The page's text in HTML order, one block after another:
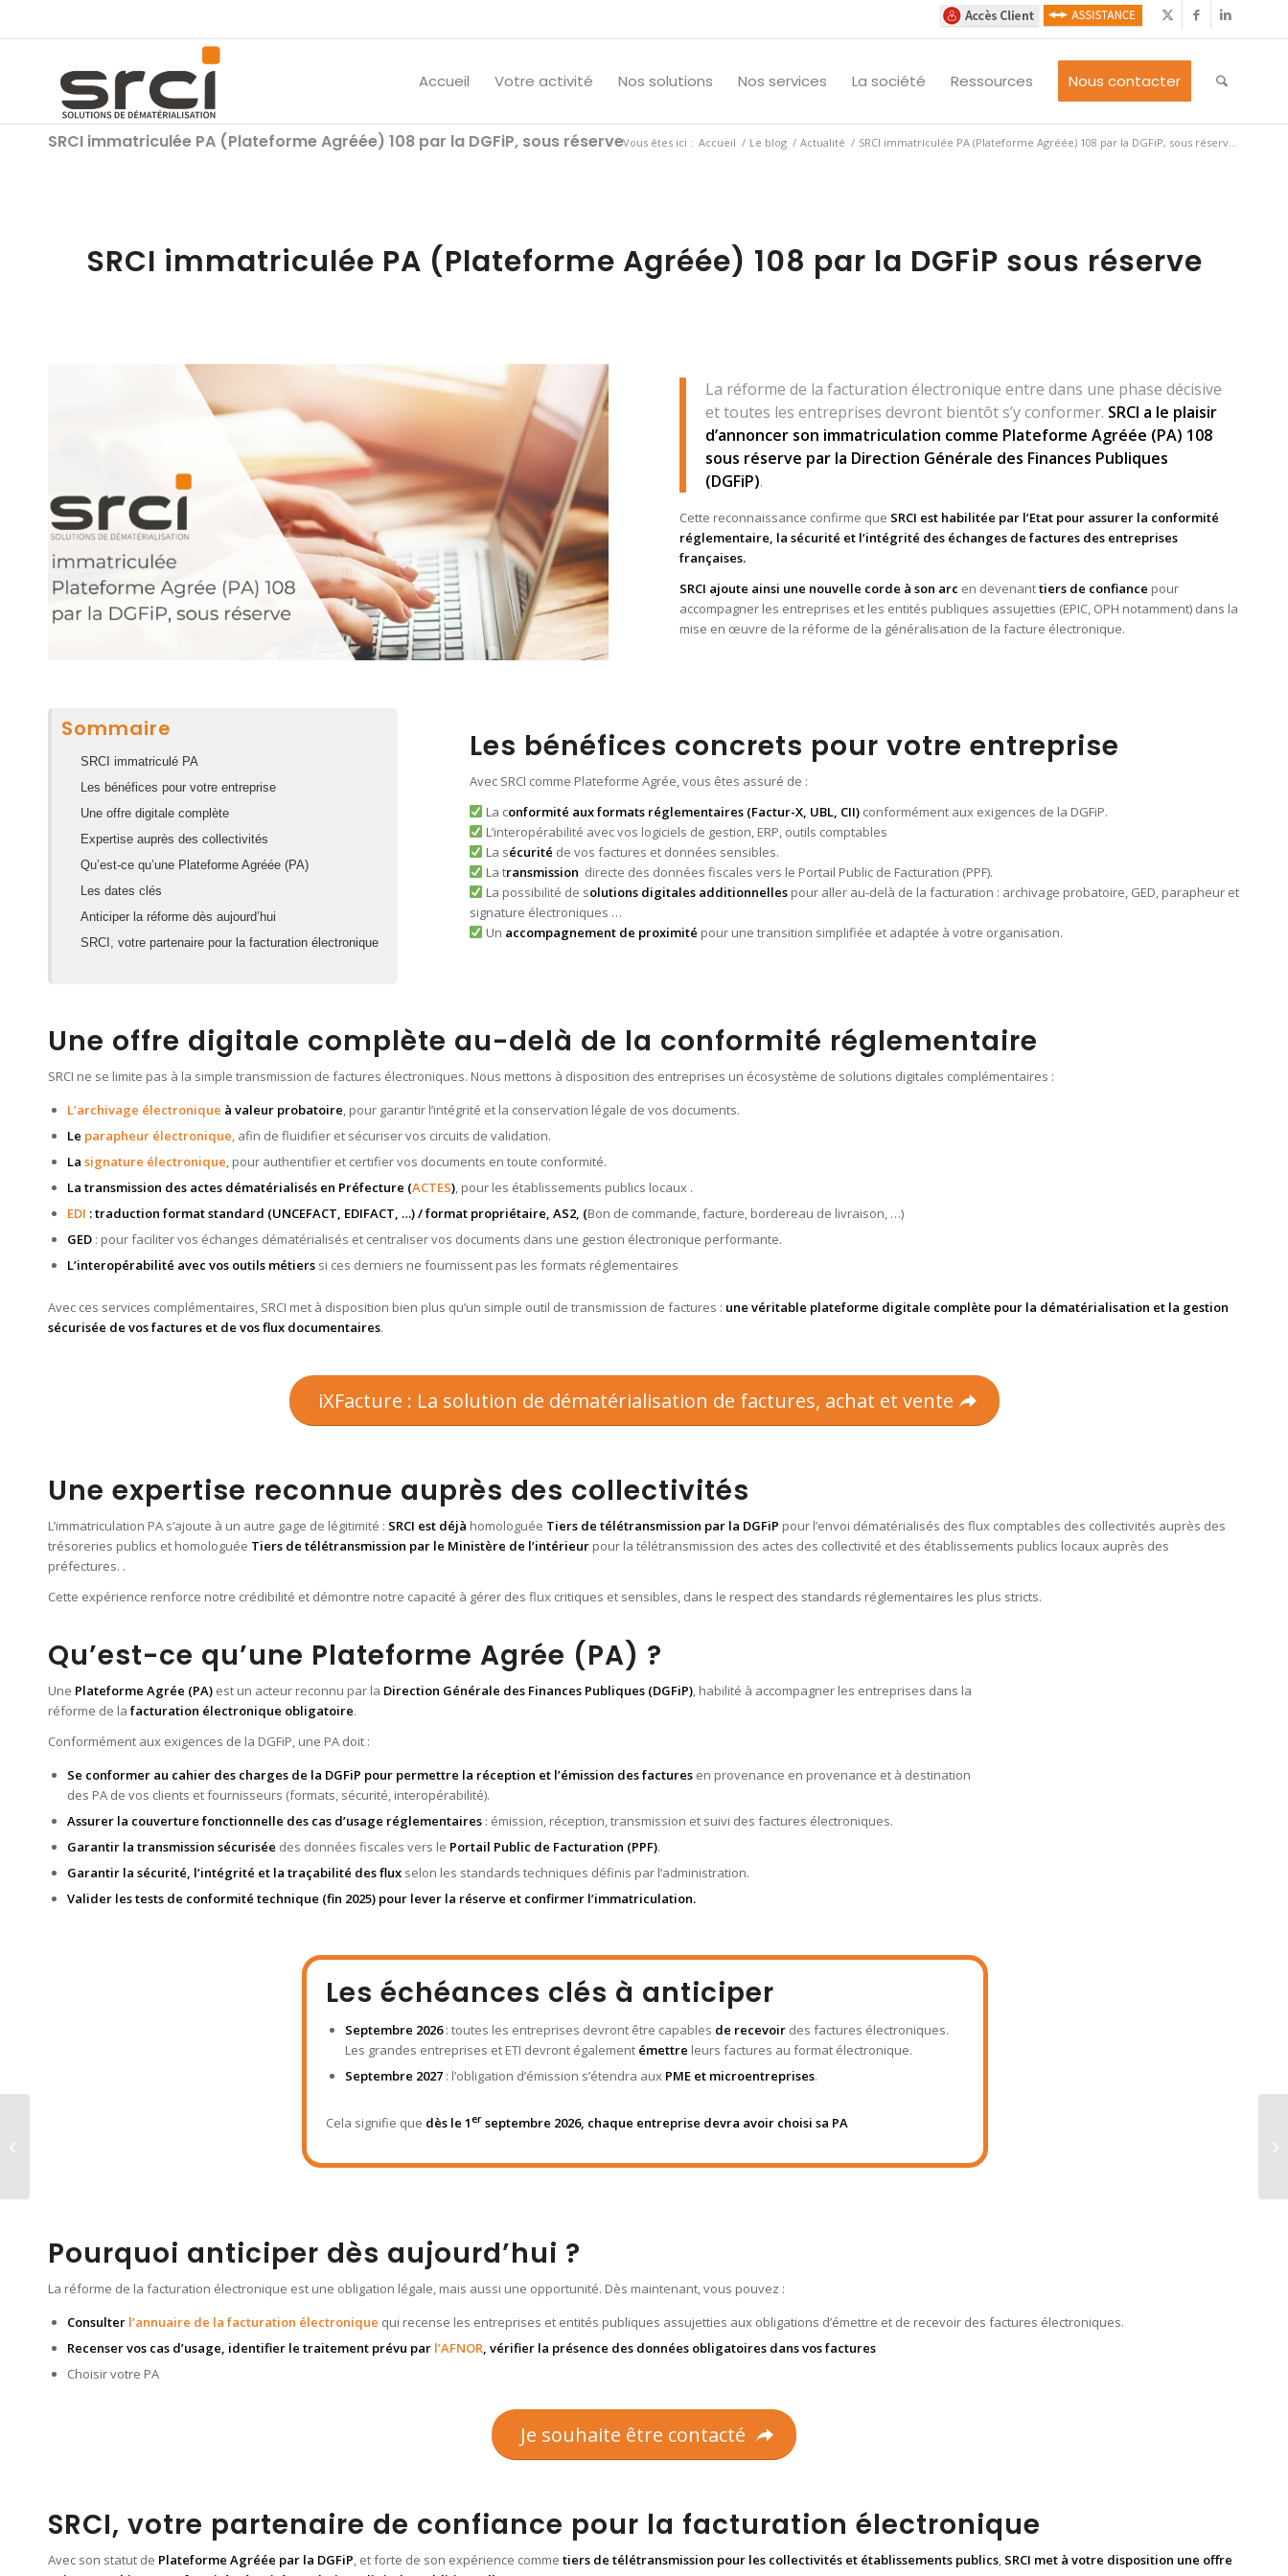
Accueil Votre activité Nos solutions Nos services La société Ressources Nous contacter
SRCI immatriculée PA (Plateforme Agréée) 108 par la DGFiP, sous réserveVous êtes ici : Accueil / Le blog / Actualité / SRCI immatriculée PA (Plateforme Agréée) 108 par la DGFiP, sous réserv...
SRCI immatriculée PA (Plateforme Agréée) 108 par la DGFiP sous réserve
La réforme de la facturation électronique entre dans une phase décisive
et toutes les entreprises devront bientôt s’y conformer. SRCI a le plaisir
d’annoncer son immatriculation comme Plateforme Agréée (PA) 108
sous réserve par la Direction Générale des Finances Publiques
(DGFiP).
Cette reconnaissance confirme que SRCI est habilitée par l’Etat pour assurer la conformité
réglementaire, la sécurité et l’intégrité des échanges de factures des entreprises
françaises.
SRCI ajoute ainsi une nouvelle corde à son arc en devenanttiers de confiance pour
accompagner les entreprises et les entités publiques assujetties (EPIC, OPH notamment) dans la
mise en œuvre de la réforme de la généralisation de la facture électronique.
Sommaire
SRCI immatriculé PA
Les bénéfices pour votre entreprise
Une offre digitale complète
Expertise auprès des collectivités
Qu’est-ce qu’une Plateforme Agréée (PA)
Les dates clés
Anticiper la réforme dès aujourd’hui
SRCI, votre partenaire pour la facturation électronique
Les bénéfices concrets pour votre entreprise
Avec SRCI comme Plateforme Agrée, vous êtes assuré de :
La conformité aux formats réglementaires (Factur-X, UBL, CII) conformément aux exigences de la DGFiP.
L’interopérabilité avec vos logiciels de gestion, ERP, outils comptables
La sécurité de vos factures et données sensibles.
La transmission directe des données fiscales vers le Portail Public de Facturation (PPF).
La possibilité de solutions digitales additionnelles pour aller au-delà de la facturation : archivage probatoire, GED, parapheur et
signature électroniques …
Un accompagnement de proximité pour une transition simplifiée et adaptée à votre organisation.
Une offre digitale complète au-delà de la conformité réglementaire
SRCI ne se limite pas à la simple transmission de factures électroniques. Nous mettons à disposition des entreprises un écosystème de solutions digitales complémentaires :
L’archivage électronique à valeur probatoire, pour garantir l’intégrité et la conservation légale de vos documents.
Le parapheur électronique, afin de fluidifier et sécuriser vos circuits de validation.
La signature électronique, pour authentifier et certifier vos documents en toute conformité.
La transmission des actes dématérialisés en Préfecture (ACTES), pour les établissements publics locaux .
EDI : traduction format standard (UNCEFACT, EDIFACT, …) / format propriétaire, AS2, (Bon de commande, facture, bordereau de livraison, …)
GED : pour faciliter vos échanges dématérialisés et centraliser vos documents dans une gestion électronique performante.
L’interopérabilité avec vos outils métiers si ces derniers ne fournissent pas les formats réglementaires
Avec ces services complémentaires, SRCI met à disposition bien plus qu’un simple outil de transmission de factures : une véritable plateforme digitale complète pour la dématérialisation et la gestion
sécurisée de vos factures et de vos flux documentaires.
iXFacture : La solution de dématérialisation de factures, achat et vente
Une expertise reconnue auprès des collectivités
L’immatriculation PA s’ajoute à un autre gage de légitimité : SRCI est déjà homologuée Tiers de télétransmission par la DGFiP pour l’envoi dématérialisés des flux comptables des collectivités auprès des
trésoreries publics et homologuée Tiers de télétransmission par le Ministère de l’intérieur pour la télétransmission des actes des collectivité et des établissements publics locaux auprès des
préfectures. .
Cette expérience renforce notre crédibilité et démontre notre capacité à gérer des flux critiques et sensibles, dans le respect des standards réglementaires les plus stricts.
Qu’est-ce qu’une Plateforme Agrée (PA) ?
Une Plateforme Agrée (PA) est un acteur reconnu par la Direction Générale des Finances Publiques (DGFiP), habilité à accompagner les entreprises dans la
réforme de la facturation électronique obligatoire.
Conformément aux exigences de la DGFiP, une PA doit :
Se conformer au cahier des charges de la DGFiP pour permettre la réception et l’émission des factures en provenance en provenance et à destination
des PA de vos clients et fournisseurs (formats, sécurité, interopérabilité).
Assurer la couverture fonctionnelle des cas d’usage réglementaires : émission, réception, transmission et suivi des factures électroniques.
Garantir la transmission sécurisée des données fiscales vers le Portail Public de Facturation (PPF).
Garantir la sécurité, l’intégrité et la traçabilité des flux selon les standards techniques définis par l’administration.
Valider les tests de conformité technique (fin 2025) pour lever la réserve et confirmer l’immatriculation.
Les échéances clés à anticiper
Septembre 2026: toutes les entreprises devront être capables de recevoir des factures électroniques.
Les grandes entreprises et ETI devront également émettre leurs factures au format électronique.
Septembre 2027 : l’obligation d’émission s’étendra aux PME et microentreprises.
Cela signifie que dès le 1er septembre 2026, chaque entreprise devra avoir choisi sa PA
Pourquoi anticiper dès aujourd’hui ?
La réforme de la facturation électronique est une obligation légale, mais aussi une opportunité. Dès maintenant, vous pouvez :
Consulter l’annuaire de la facturation électronique qui recense les entreprises et entités publiques assujetties aux obligations d’émettre et de recevoir des factures électroniques.
Recenser vos cas d’usage, identifier le traitement prévu par l’AFNOR, vérifier la présence des données obligatoires dans vos factures
Choisir votre PA
Je souhaite être contacté
SRCI, votre partenaire de confiance pour la facturation électronique
Avec son statut de Plateforme Agréée par la DGFiP, et forte de son expérience comme tiers de télétransmission pour les collectivités et établissements publics, SRCI met à votre disposition une offre